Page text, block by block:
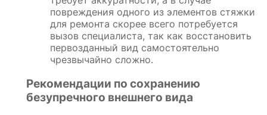
повреждения одного из элементов стяжки
для ремонта скорее всего потребуется
вызов специалиста, так как восстановить
первозданный вид самостоятельно
чрезвычайно сложно.
Рекомендации по сохранению
безупречного внешнего вида